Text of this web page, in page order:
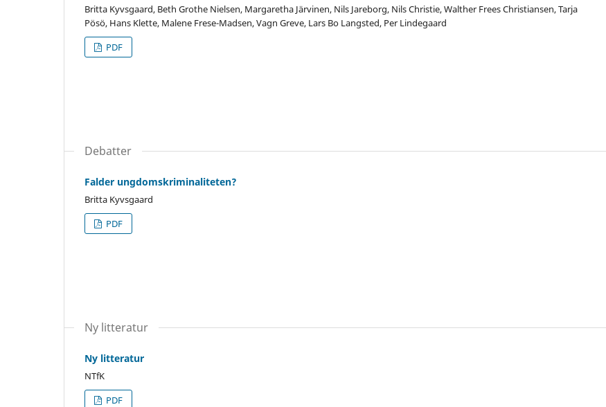
Britta Kyvsgaard, Beth Grothe Nielsen, Margaretha Järvinen, Nils Jareborg, Nils Christie, Walther Frees Christiansen, Tarja
Pösö, Hans Klette, Malene Frese-Madsen, Vagn Greve, Lars Bo Langsted, Per Lindegaard
PDF
Debatter
Falder ungdomskriminaliteten?
Britta Kyvsgaard
PDF
Ny litteratur
Ny litteratur
NTfK
PDF